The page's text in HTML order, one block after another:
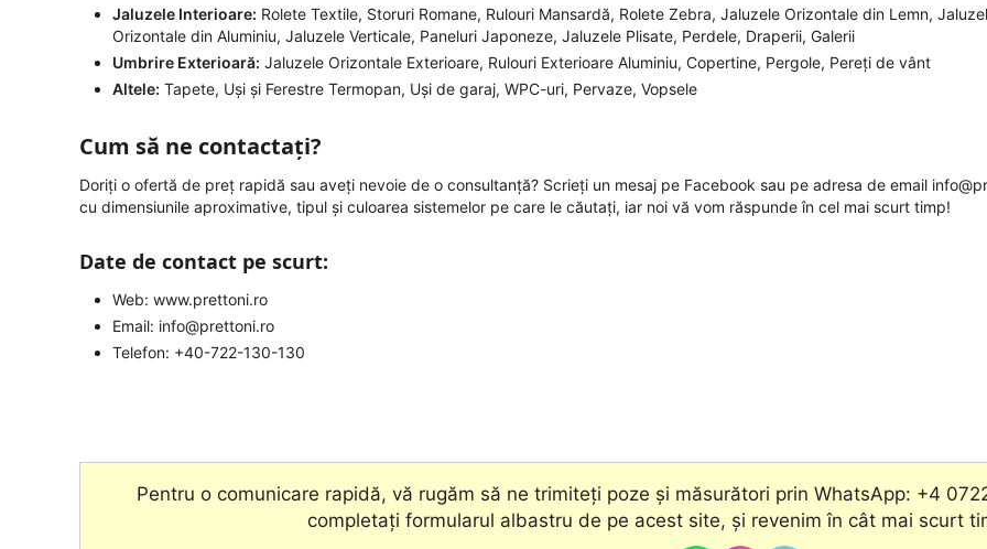
Jaluzele Interioare: Rolete Textile, Storuri Romane, Rulouri Mansardă, Rolete Zebra, Jaluzele Orizontale din Lemn,
Orizontale din Aluminiu, Jaluzele Verticale, Paneluri Japoneze, Jaluzele Plisate, Perdele, Draperii, Galerii
Umbrire Exterioară: Jaluzele Orizontale Exterioare, Rulouri Exterioare Aluminiu, Copertine, Pergole, Pereți de vânt
Altele: Tapete, Uși și Ferestre Termopan, Uși de garaj, WPC-uri, Pervaze, Vopsele
Cum să ne contactați?
Doriți o ofertă de preț rapidă sau aveți nevoie de o consultanță? Scrieți un mesaj pe Facebook sau pe adresa de email
cu dimensiunile aproximative, tipul și culoarea sistemelor pe care le căutați, iar noi vă vom răspunde în cel mai scurt timp!
Date de contact pe scurt:
Web: www.prettoni.ro
Email: info@prettoni.ro
Telefon: +40-722-130-130
Pentru o comunicare rapidă, vă rugăm să ne trimiteți poze și măsurători prin WhatsApp: +4
completați formularul albastru de pe acest site, şi revenim în cât mai scurt